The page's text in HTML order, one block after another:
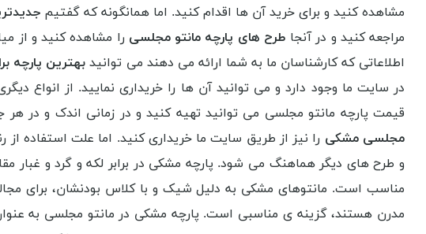
مشاهده کنید و برای خرید آن ها اقدام کنید. اما همانگونه که گفتیم
مراجعه کنید و در آنجا طرح های پارچه مانتو مجلسی را مشاهده کنید و از
اطلاعاتی که کارشناسان ما به شما ارائه می دهند می توانید بهترین پارچه
در سایت ما وجود دارد و می توانید آن ها را خریداری نمایید. از انواع
قیمت پارچه مانتو مجلسی می توانید تهیه کنید و در زمانی اندک و در
مجلسی مشکی را نیز از طریق سایت ما خریداری کنید. اما علت استفاده
و طرح های دیگر هماهنگ می شود. پارچه مشکی در برابر لکه و گرد و
مناسب است. مانتوهای مشکی به دلیل شیک و با کلاس بودنشان، برای
مدرن هستند، گزینه ی مناسبی است. پارچه مشکی در مانتو مجلسی به